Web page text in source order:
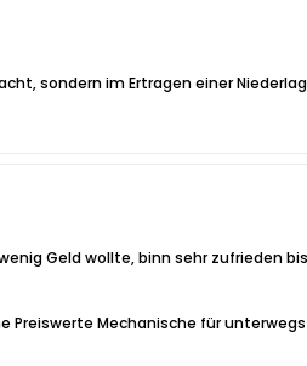
sondern im Ertragen einer
Geld wollte, binn sehr zufrieden
Mechanische für